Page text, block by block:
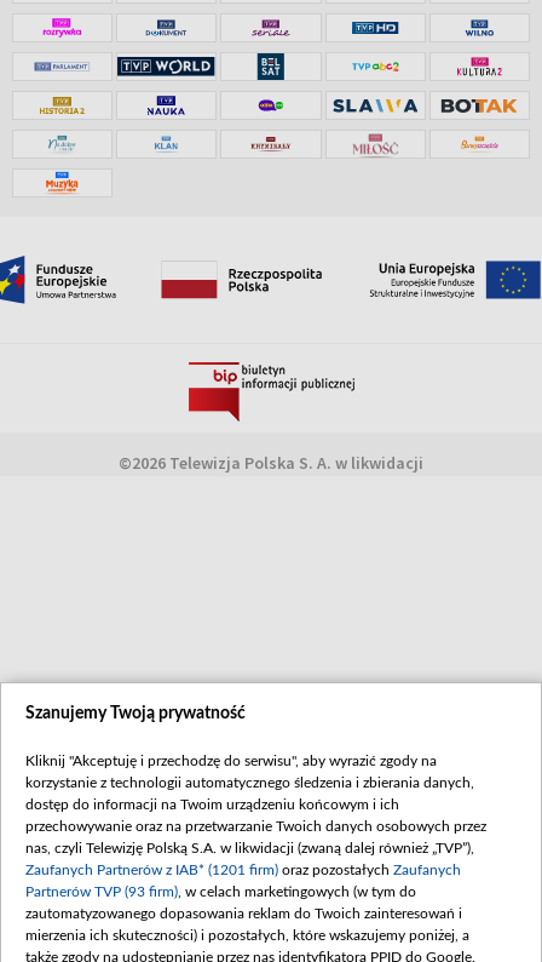
©2026 Telewizja Polska S. A. w likwidacji
Szanujemy Twoją prywatność
Kliknij "Akceptuję i przechodzę do serwisu", aby wyrazić zgody na
korzystanie z technologii automatycznego śledzenia i zbierania danych,
dostęp do informacji na Twoim urządzeniu końcowym i ich
przechowywanie oraz na przetwarzanie Twoich danych osobowych przez
nas, czyli Telewizję Polską S.A. w likwidacji (zwaną dalej również „TVP”),
Zaufanych Partnerów z IAB* (1201 firm) oraz pozostałych Zaufanych
Partnerów TVP (93 firm) , w celach marketingowych (w tym do
zautomatyzowanego dopasowania reklam do Twoich zainteresowań i
mierzenia ich skuteczności) i pozostałych, które wskazujemy poniżej, a
także zgody na udostępnianie przez nas identyfikatora PPID do Google.